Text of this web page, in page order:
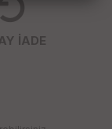
İADE